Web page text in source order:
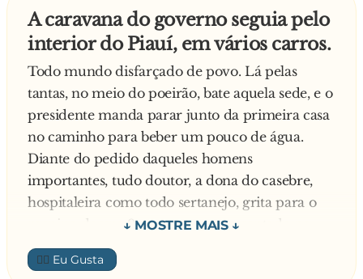
disparou a paulista.
É muito dinheiro, mas tudo bem, é só dizer
quando!
Amanhã a tarde ele não vai estar em casa você
pode ir lá.
Combinado!
No outro dia a tarde o mineiro chega na hora
marcada, paga os 500 reais e manda ver na
mulher do paulista. A noite o paulista chega do
trabalho e pergunta a mulher: O mineiro esteve
aqui a tarde?
Sim, respondeu a mulher assustada.
A caravana do governo seguia pelo
interior do Piauí, em vários carros.
Todo mundo disfarçado de povo. Lá pelas
tantas, no meio do poeirão, bate aquela sede, e o
presidente manda parar junto da primeira casa
no caminho para beber um pouco de água.
Diante do pedido daqueles homens
importantes, tudo doutor, a dona do casebre,
hospitaleira como todo sertanejo, grita para o
menino de uns 9 anos que estava sentado na
porta:
— Luiz Inácio! Corre aqui, chegue! Traiz a
👍🏼